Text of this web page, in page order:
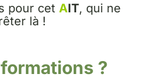
pour cet AIT, qui ne
là !
?